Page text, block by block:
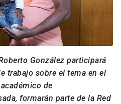
González participará
trabajo sobre el tema en el
de
formarán parte de la Red